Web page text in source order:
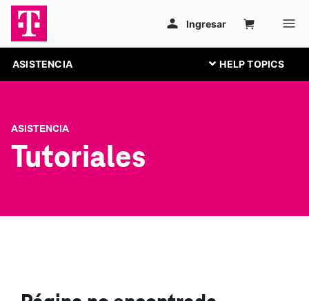
ASISTENCIA
ASISTENCIA
Tutoriales